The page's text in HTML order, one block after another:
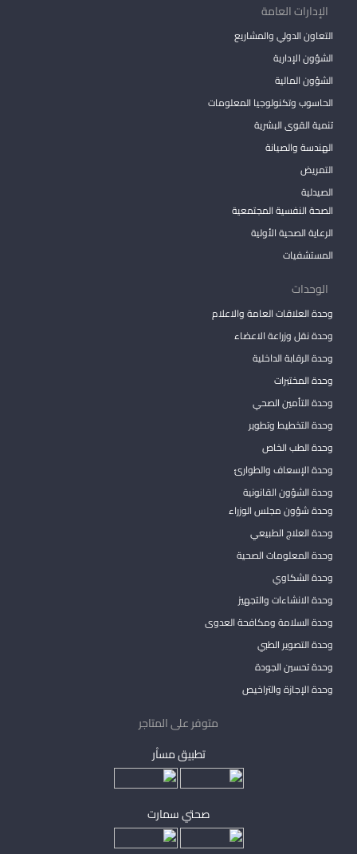
الإدارات العامة
التعاون الدولي والمشاريع
الشؤون الإدارية
الشؤون المالية
الحاسوب وتكنولوجيا المعلومات
تنمية القوى البشرية
الهندسة والصيانة
التمريض
الصيدلية
الصحة النفسية المجتمعية
الرعاية الصحية الأولية
المستشفيات
الوحدات
وحدة العلاقات العامة والاعلام
وحدة نقل وزراعة الاعضاء
وحدة الرقابة الداخلية
وحدة المختبرات
وحدة التأمين الصحي
وحدة التخطيط وتطوير
وحدة الطب الخاص
وحدة الإسعاف والطوارئ
وحدة الشؤون القانونية
وحدة شؤون مجلس الوزراء
وحدة العلاج الطبيعي
وحدة المعلومات الصحية
وحدة الشكاوي
وحدة الانشاءات والتجهيز
وحدة السلامة ومكافحة العدوى
وحدة التصوير الطبي
وحدة تحسين الجودة
وحدة الإجازة والتراخيص
متوفر على المتاجر
تطبيق مساْر
صحتي سمارت